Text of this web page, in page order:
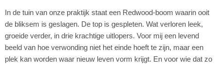
In de tuin van onze praktijk staat een Redwood-boom waarin ooit
de bliksem is geslagen. De top is gespleten. Wat verloren leek,
groeide verder, in drie krachtige uitlopers. Voor mij een levend
beeld van hoe verwonding niet het einde hoeft te zijn, maar een
plek kan worden waar nieuw leven vorm krijgt. En voor wie dat zo